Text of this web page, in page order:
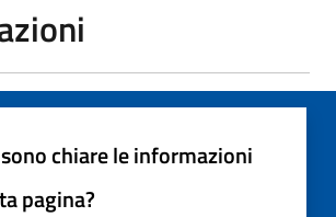
chiare le informazioni
pagina?